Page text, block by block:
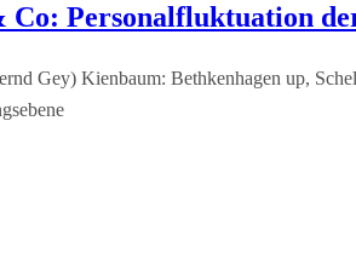
Co: Personalfluktuation
Gey) Kienbaum: Bethkenhagen up,